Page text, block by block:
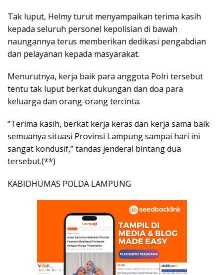
Tak luput, Helmy turut menyampaikan terima kasih
kepada seluruh personel kepolisian di bawah
naungannya terus memberikan dedikasi pengabdian
dan pelayanan kepada masyarakat.
Menurutnya, kerja baik para anggota Polri tersebut
tentu tak luput berkat dukungan dan doa para
keluarga dan orang-orang tercinta.
“Terima kasih, berkat kerja keras dan kerja sama baik
semuanya situasi Provinsi Lampung sampai hari ini
sangat kondusif,” tandas jenderal bintang dua
tersebut.(**)
KABIDHUMAS POLDA LAMPUNG